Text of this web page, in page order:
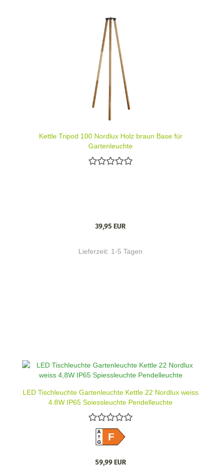
Kettle Tripod 100 Nordlux Holz braun Base für
Gartenleuchte
39,95 EUR
Lieferzeit: 1-5 Tagen
LED Tischleuchte Gartenleuchte Kettle 22 Nordlux weiss
4,8W IP65 Spiessleuchte Pendelleuchte
A
GF
59,99 EUR